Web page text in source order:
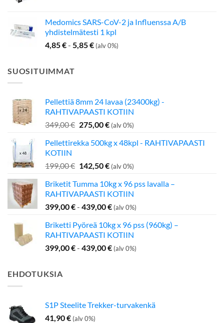
Medomics SARS-CoV-2 ja Influenssa A/B
yhdistelmätesti 1 kpl
4,85€- 5,85€ (alv 0%)
SUOSITUIMMAT
Pellettiä 8mm 24 lavaa (23400kg) -
RAHTIVAPAASTI KOTIIN
349,00€ Alkuperäinen
oli:
275,00€Nykyinen
on:
(alv 0%)
Pellettirekka 500kg x 48kpl - RAHTIVAPAASTI
KOTIIN
199,00€ Alkuperäinen
oli:
199,00 €.
142,50€Nykyinen
on:
142,50 €.
(alv 0%)
Briketit Tumma 10kg x 96 pss lavalla –
RAHTIVAPAASTI KOTIIN
399,00€- 439,00€ (alv 0%)
Briketti Pyöreä 10kg x 96 pss (960kg) –
RAHTIVAPAASTI KOTIIN
399,00€- 439,00€ (alv 0%)
EHDOTUKSIA
S1P Steelite Trekker-turvakenkä
41,90€ (alv 0%)